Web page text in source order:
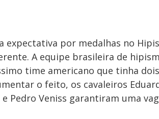
expectativa por medalhas no
A equipe brasileira de
time americano que tinha dois
o feito, os cavaleiros
Pedro Veniss garantiram uma